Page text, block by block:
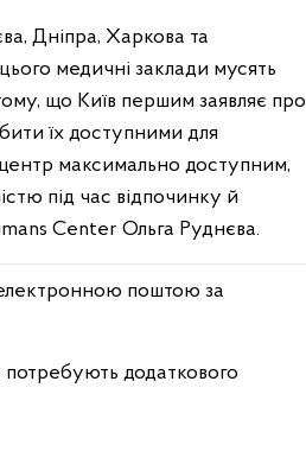
Дніпра, Харкова та
медичні заклади мусять
що Київ першим заявляє про
їх доступними для
максимально доступним,
під час відпочинку й
Center Ольга Руднєва.
поштою за
потребують додаткового